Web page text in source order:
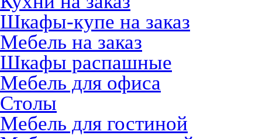
Шкафы-купе на заказ
Мебель на заказ
Шкафы распашные
Мебель для офиса
Столы
Мебель для гостиной